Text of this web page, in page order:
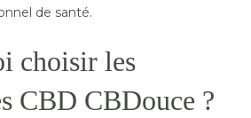
de santé.
choisir les
CBD CBDouce ?